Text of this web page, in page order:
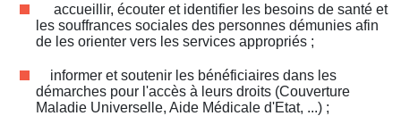
accueillir, écouter et identifier les besoins de santé et
les souffrances sociales des personnes démunies afin
de les orienter vers les services appropriés ;
informer et soutenir les bénéficiaires dans les
démarches pour l'accès à leurs droits (Couverture
Maladie Universelle, Aide Médicale d'Etat, ...) ;